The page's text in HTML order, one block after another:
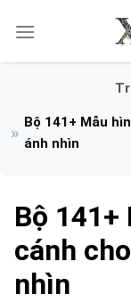
qua
Bộ 141+ Mẫu
ánh nhìn
Bộ
cánh
nhìn